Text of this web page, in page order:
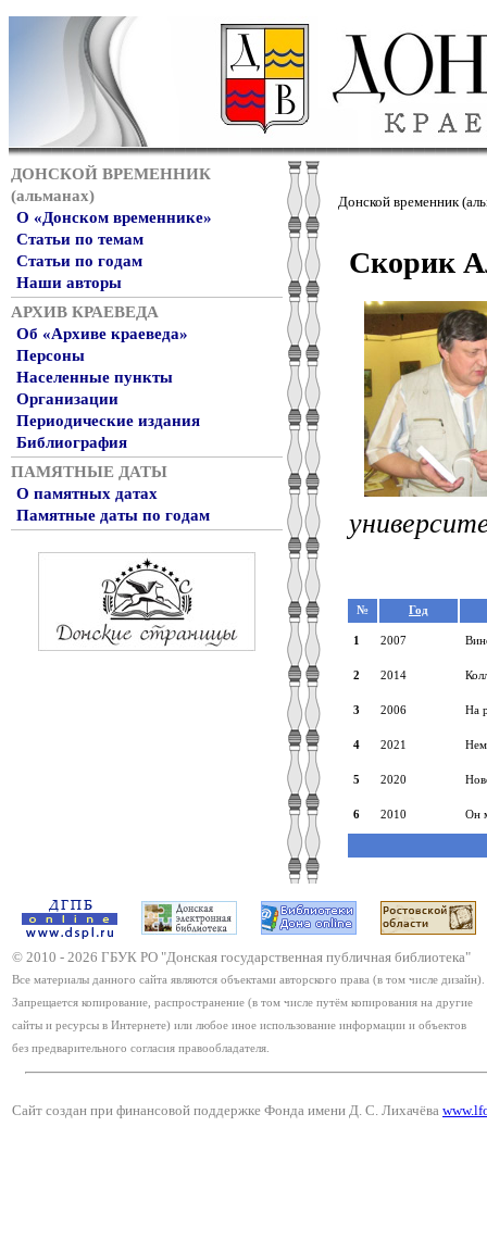
ДОНСКОЙ ВРЕМЕННИК
(альманах)
О «Донском временнике»
Статьи по темам
Статьи по годам
Наши авторы
АРХИВ КРАЕВЕДА
Об «Архиве краеведа»
Персоны
Населенные пункты
Организации
Периодические издания
Библиография
ПАМЯТНЫЕ ДАТЫ
О памятных датах
Памятные даты по годам
Донской временник
Скорик
№ Год
1 2007
2 2014
3 2006 На
4 2021
5 2020
6 2010 Он
© 2010 - 2026 ГБУК РО "Донская государственная публичная библиотека"
Все материалы данного сайта являются объектами авторского права (в том числе дизайн).
Запрещается копирование, распространение (в том числе путём копирования на другие
сайты и ресурсы в Интернете) или любое иное использование информации и объектов
без предварительного согласия правообладателя.
Сайт создан при финансовой поддержке Фонда имени Д. С. Лихачёва